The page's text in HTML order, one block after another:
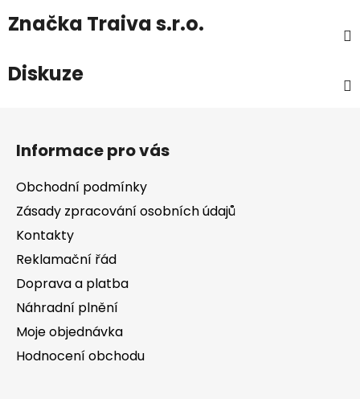
Značka Traiva s.r.o.
Diskuze
Informace pro vás
Obchodní podmínky
Zásady zpracování osobních údajů
Kontakty
Reklamační řád
Doprava a platba
Náhradní plnění
Moje objednávka
Hodnocení obchodu